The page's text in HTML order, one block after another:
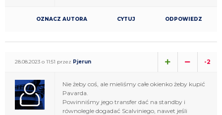
OZNACZ AUTORA CYTUJ ODPOWIEDZ
28.08.2023 o 11:51 przez Pjerun -2
Nie żeby coś, ale mieliśmy całe okienko żeby kupić
Pavarda.
Powinniśmy jego transfer dać na standby i
równolegle dogadać Scalviniego, nawet jeśli